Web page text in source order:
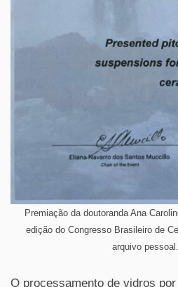
Premiação da doutoranda Ana
edição do Congresso Brasileiro de
arquivo pessoal.
O processamento de vidros